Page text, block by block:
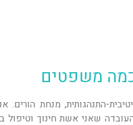
משפטים
התנהגותית, מנחת
שאני אשת חינוך וטיפול